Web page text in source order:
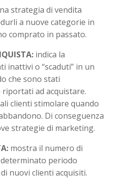
strategia di vendita
a nuove categorie in
comprato in passato.
indica la
inattivi o “scaduti” in un
che sono stati
riportati ad acquistare.
clienti stimolare quando
Di conseguenza
strategie di marketing.
mostra il numero di
periodo
nuovi clienti acquisiti.